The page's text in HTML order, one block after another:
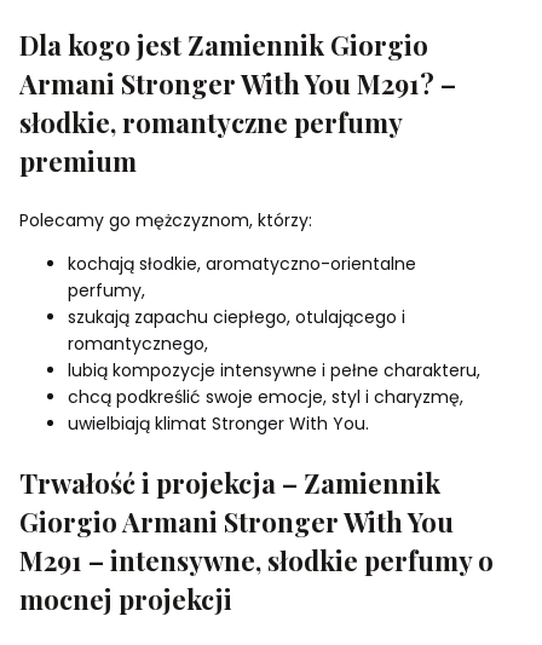
Dla kogo jest Zamiennik Giorgio
Armani Stronger With You M291? –
słodkie, romantyczne perfumy
premium
Polecamy go mężczyznom, którzy:
kochają słodkie, aromatyczno-orientalne
perfumy,
szukają zapachu ciepłego, otulającego i
romantycznego,
lubią kompozycje intensywne i pełne charakteru,
chcą podkreślić swoje emocje, styl i charyzmę,
uwielbiają klimat Stronger With You.
Trwałość i projekcja – Zamiennik
Giorgio Armani Stronger With You
M291 – intensywne, słodkie perfumy o
mocnej projekcji